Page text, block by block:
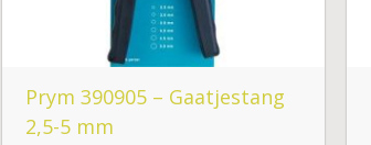
Prym 390905 – Gaatjestang
2,5-5 mm